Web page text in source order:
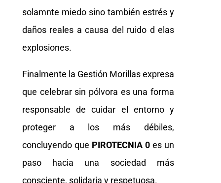
solamnte miedo sino también estrés y
daños reales a causa del ruido d elas
explosiones.
Finalmente la Gestión Morillas expresa
que celebrar sin pólvora es una forma
responsable de cuidar el entorno y
proteger a los más débiles,
concluyendo que PIROTECNIA 0 es un
paso hacia una sociedad más
consciente, solidaria y respetuosa.